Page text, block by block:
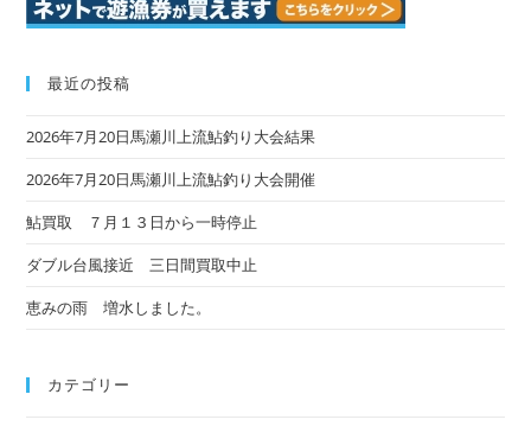
最近の投稿
2026年7月20日馬瀬川上流鮎釣り大会結果
2026年7月20日馬瀬川上流鮎釣り大会開催
鮎買取 ７月１３日から一時停止
ダブル台風接近 三日間買取中止
恵みの雨 増水しました。
カテゴリー